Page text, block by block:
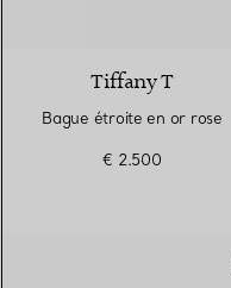
Tiffany T
Bague étroite en or rose
€ 2.500